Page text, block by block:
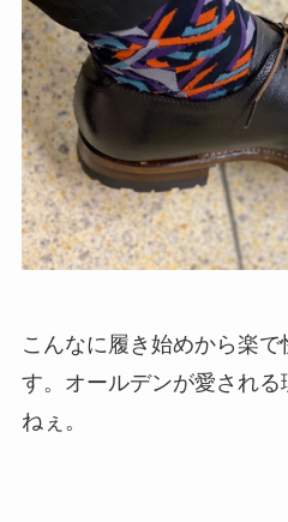
こんなに履き始めから楽
す。オールデンが愛され
ねぇ。